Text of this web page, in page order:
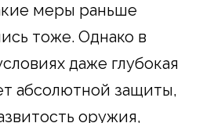
меры раньше
тоже. Однако в
даже глубокая
абсолютной защиты,
оружия,